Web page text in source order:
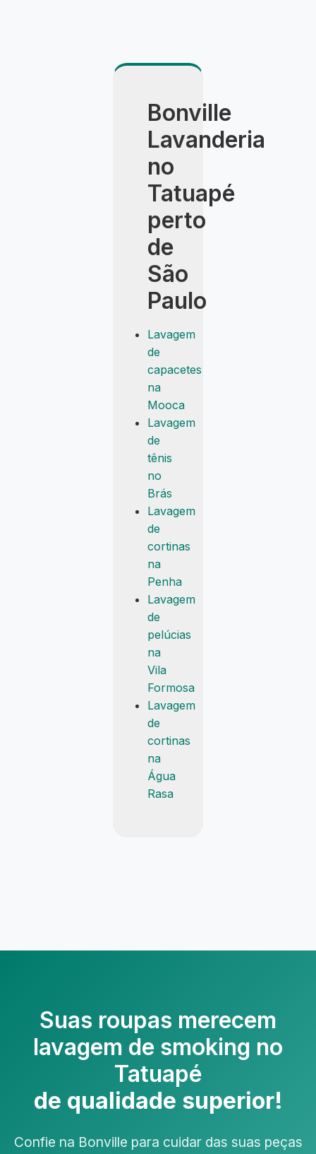
Bonville
Lavanderia
no
Tatuapé
perto
de
São
Paulo
Lavagem
de
capacetes
na
Mooca
Lavagem
de
tênis
no
Brás
Lavagem
de
cortinas
na
Penha
Lavagem
de
pelúcias
na
Vila
Formosa
Lavagem
de
cortinas
na
Água
Rasa
Suas roupas merecem
lavagem de smoking no
Tatuapé
de qualidade superior!
Confie na Bonville para cuidar das suas peças